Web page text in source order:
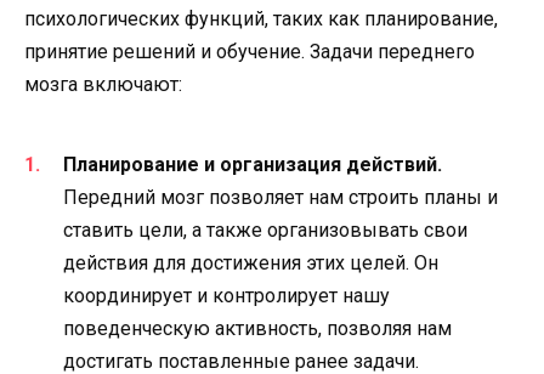
психологических функций, таких как планирование,
принятие решений и обучение. Задачи переднего
мозга включают:
Планирование и организация действий.
Передний мозг позволяет нам строить планы и
ставить цели, а также организовывать свои
действия для достижения этих целей. Он
координирует и контролирует нашу
поведенческую активность, позволяя нам
достигать поставленные ранее задачи.